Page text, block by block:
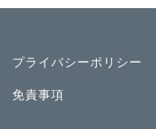
プライバシーポリシー
免責事項